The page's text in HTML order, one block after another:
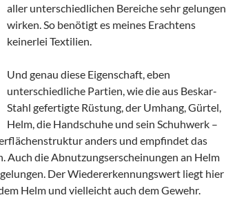
aller unterschiedlichen Bereiche sehr gelungen
wirken. So benötigt es meines Erachtens
keinerlei Textilien.
Und genau diese Eigenschaft, eben
unterschiedliche Partien, wie die aus Beskar-
Stahl gefertigte Rüstung, der Umhang, Gürtel,
Helm, die Handschuhe und sein Schuhwerk –
anders und empfindet das
Auch die Abnutzungserscheinungen an Helm
Der Wiedererkennungswert liegt hier
Helm und vielleicht auch dem Gewehr.